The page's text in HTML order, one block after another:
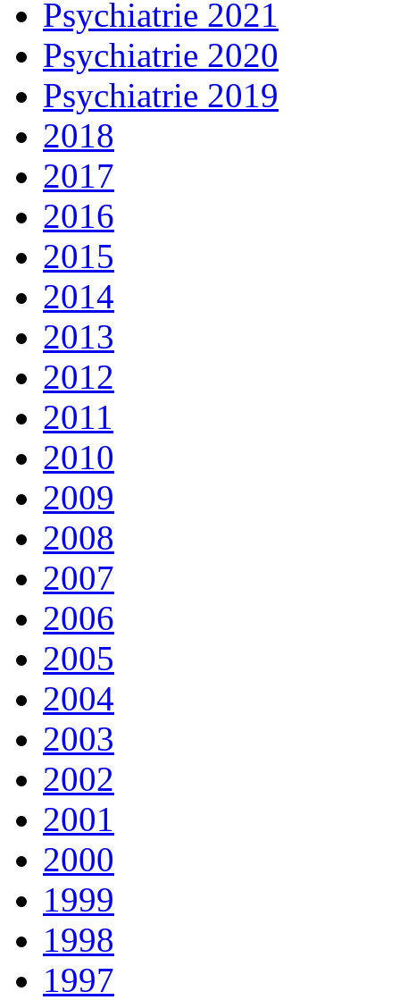
Psychiatrie 2021
Psychiatrie 2020
Psychiatrie 2019
2018
2017
2016
2015
2014
2013
2012
2011
2010
2009
2008
2007
2006
2005
2004
2003
2002
2001
2000
1999
1998
1997